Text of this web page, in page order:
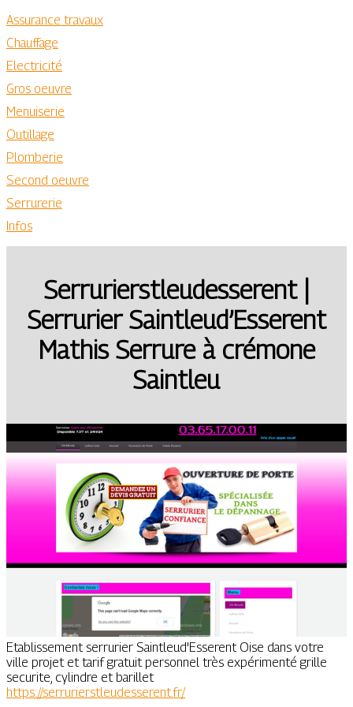
Assurance travaux
Chauffage
Electricité
Gros oeuvre
Menuiserie
Outillage
Plomberie
Second oeuvre
Serrurerie
Infos
Ser­rurierstleudes­se­rent |
Serrurier Saintleud’Esserent
Mathis Serrure à crémone
Saintleu
Etablissement serrurier Saintleud'Esserent Oise dans votre
ville projet et tarif gratuit personnel très expérimenté grille
securite, cylindre et barillet
https://serrurierstleudesserent.fr/